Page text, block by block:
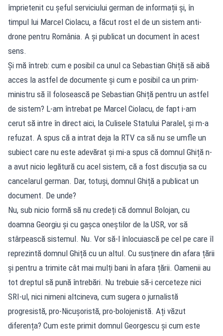
împrietenit cu șeful serviciului german de informații și, în
timpul lui Marcel Ciolacu, a făcut rost el de un sistem anti-
drone pentru România. A și publicat un document în acest
sens.
Și mă întreb: cum e posibil ca unul ca Sebastian Ghiță să aibă
acces la astfel de documente și cum e posibil ca un prim-
ministru să îl folosească pe Sebastian Ghiță pentru un astfel
de sistem? L-am întrebat pe Marcel Ciolacu, de fapt i-am
cerut să intre în direct aici, la Culisele Statului Paralel, și m-a
refuzat. A spus că a intrat deja la RTV ca să nu se umfle un
subiect care nu este adevărat și mi-a spus că domnul Ghiță n-
a avut nicio legătură cu acel sistem, că a fost discuția sa cu
cancelarul german. Dar, totuși, domnul Ghiță a publicat un
document. De unde?
Nu, sub nicio formă să nu credeți că domnul Bolojan, cu
doamna Georgiu și cu gașca oneștilor de la USR, vor să
stârpească sistemul. Nu. Vor să-l înlocuiască pe cel pe care îl
reprezintă domnul Ghiță cu un altul. Cu susținere din afara țării
și pentru a trimite cât mai mulți bani în afara țării. Oamenii au
tot dreptul să pună întrebări. Nu trebuie să-i cerceteze nici
SRI-ul, nici nimeni altcineva, cum sugera o jurnalistă
progresistă, pro-Nicușoristă, pro-bolojenistă. Ați văzut
diferența? Cum este primit domnul Georgescu și cum este